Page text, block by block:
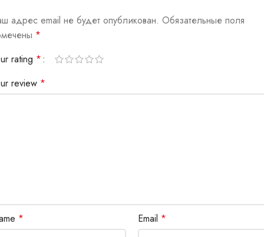
адрес email не будет опубликован. Обязательные поля
*
rating *
review *
* Email *